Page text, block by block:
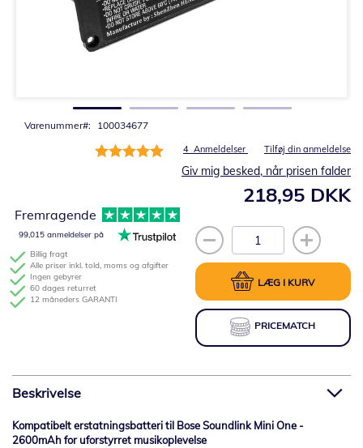
Varenummer 100034677
Bedømmelse:
4 Anmeldelser Tilføj din anmeldelse
218,95 DKK
Giv mig besked, når prisen falder
LÆG I KURV
PRICEMATCH
Billig fragt
Alle priser inkl. told, moms og afgifter
Ingen gebyrer
60 dages returret
12 måneders GARANTI
Fremragende
99,015 anmeldelser på
billedgalleriet
Beskrivelse
Kompatibelt erstatningsbatteri til Bose Soundlink Mini One -
2600mAh for uforstyrret musikoplevelse